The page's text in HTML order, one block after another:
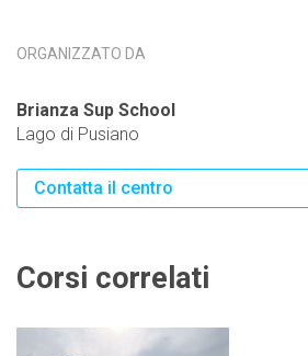
ORGANIZZATO DA
Brianza Sup School
Lago di Pusiano
Contatta il centro
Corsi correlati